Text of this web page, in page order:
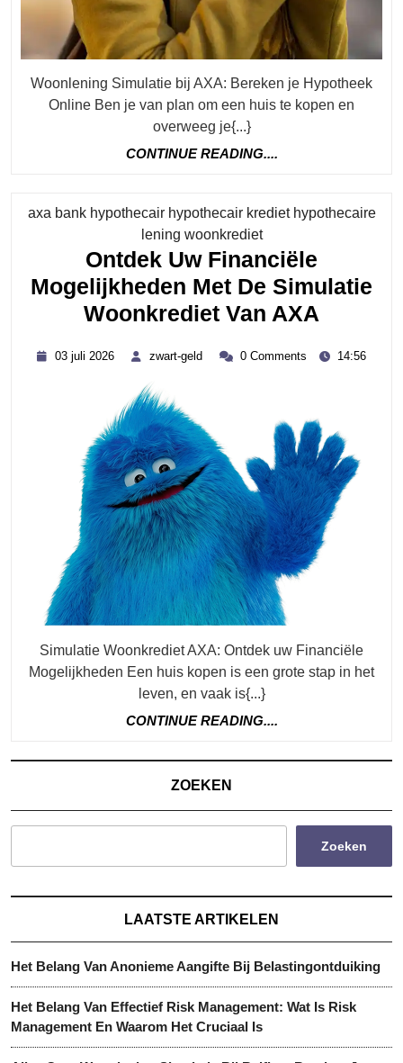
Woonlening Simulatie bij AXA: Bereken je Hypotheek
Online Ben je van plan om een huis te kopen en
overweeg je{...}
CONTINUE READING....
axa bank hypothecair hypothecair krediet hypothecaire
lening woonkredietCategory
Ontdek Uw Financiële
Mogelijkheden Met De Simulatie
Woonkrediet Van AXA
Met
De
Van
AXA
03 juli 2026
2026
zwart-geld
zwart- 0 Comments 14:56
Simulatie Woonkrediet AXA: Ontdek uw Financiële
Mogelijkheden Een huis kopen is een grote stap in het
leven, en vaak is{...}
CONTINUE READING....
ZOEKEN
Zoeken
LAATSTE ARTIKELEN
Het Belang Van Anonieme Aangifte Bij Belastingontduiking
Het Belang Van Effectief Risk Management: Wat Is Risk
Management En Waarom Het Cruciaal Is